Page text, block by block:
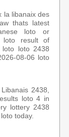
la libanaix des
thats latest
loto or
loto result of
loto loto 2438
08-06 loto
2438,
loto 4 in
lottery 2438
today.